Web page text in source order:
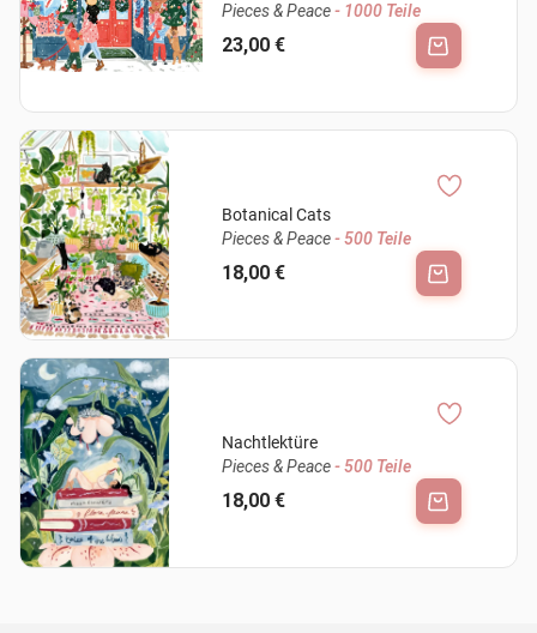
Pieces & Peace- 1000 Teile
23,00 €
Botanical Cats
Pieces & Peace- 500 Teile
18,00 €
Nachtlektüre
Pieces & Peace- 500 Teile
18,00 €